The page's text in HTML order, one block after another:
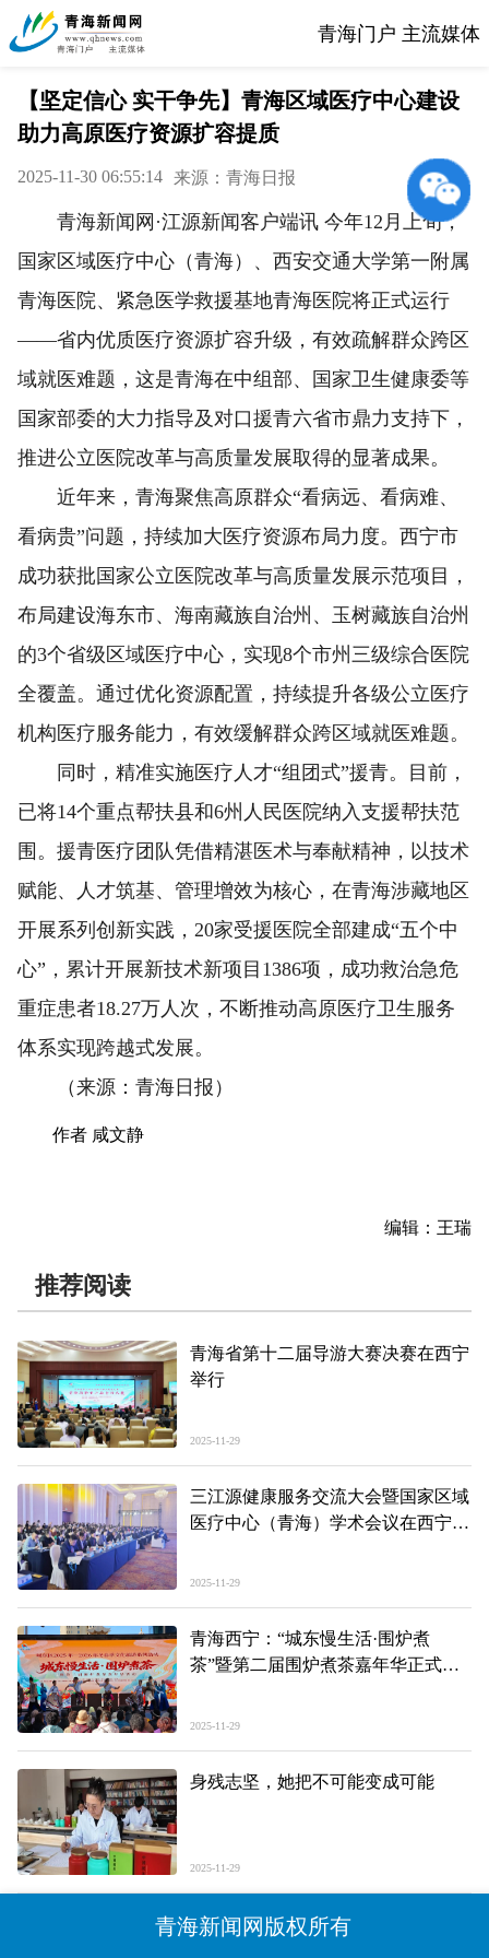
青海门户 主流媒体
【坚定信心 实干争先】青海区域医疗中心建设
助力高原医疗资源扩容提质
2025-11-30 06:55:14 来源：青海日报
青海新闻网·江源新闻客户端讯 今年12月上旬，
国家区域医疗中心（青海）、西安交通大学第一附属
青海医院、紧急医学救援基地青海医院将正式运行
——省内优质医疗资源扩容升级，有效疏解群众跨区
域就医难题，这是青海在中组部、国家卫生健康委等
国家部委的大力指导及对口援青六省市鼎力支持下，
推进公立医院改革与高质量发展取得的显著成果。
近年来，青海聚焦高原群众“看病远、看病难、
看病贵”问题，持续加大医疗资源布局力度。西宁市
成功获批国家公立医院改革与高质量发展示范项目，
布局建设海东市、海南藏族自治州、玉树藏族自治州
的3个省级区域医疗中心，实现8个市州三级综合医院
全覆盖。通过优化资源配置，持续提升各级公立医疗
机构医疗服务能力，有效缓解群众跨区域就医难题。
同时，精准实施医疗人才“组团式”援青。目前，
已将14个重点帮扶县和6州人民医院纳入支援帮扶范
围。援青医疗团队凭借精湛医术与奉献精神，以技术
赋能、人才筑基、管理增效为核心，在青海涉藏地区
开展系列创新实践，20家受援医院全部建成“五个中
心”，累计开展新技术新项目1386项，成功救治急危
重症患者18.27万人次，不断推动高原医疗卫生服务
体系实现跨越式发展。
（来源：青海日报）
作者 咸文静
编辑：王瑞
推荐阅读
青海省第十二届导游大赛决赛在西宁
举行
2025-11-29
三江源健康服务交流大会暨国家区域
医疗中心（青海）学术会议在西宁召
2025-11-29
青海西宁：“城东慢生活·围炉煮
茶”暨第二届围炉煮茶嘉年华正式开
2025-11-29
身残志坚，她把不可能变成可能
2025-11-29
青海新闻网版权所有